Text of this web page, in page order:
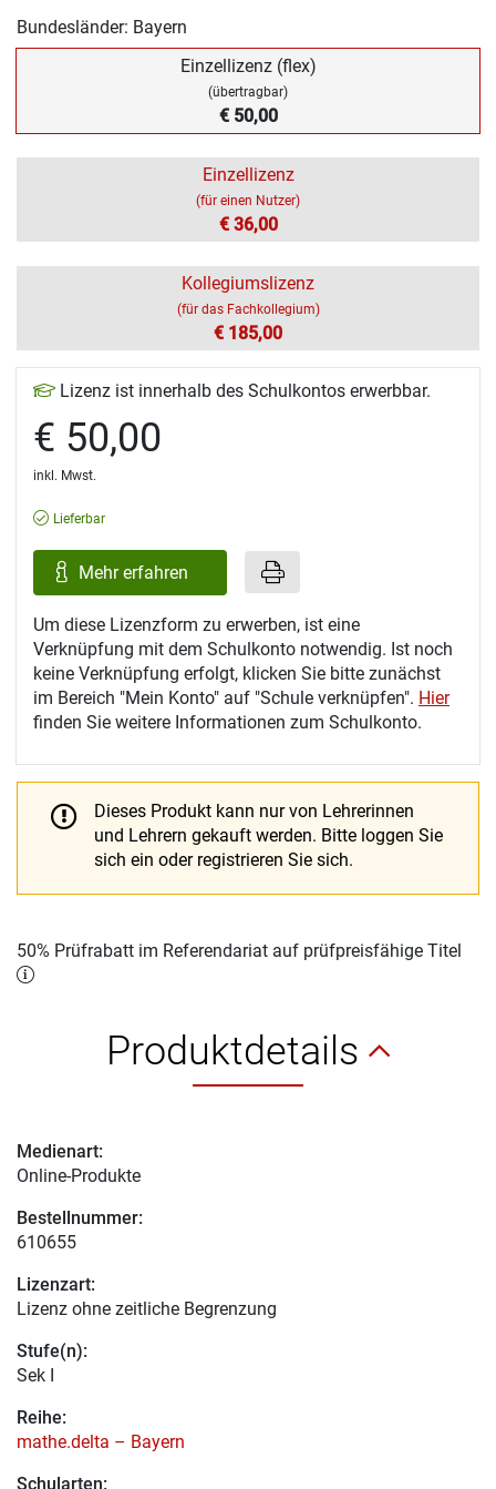
Bundesländer: Bayern
Einzellizenz (flex)
(übertragbar)
€ 50,00
Einzellizenz
(für einen Nutzer)
€ 36,00
Kollegiumslizenz
(für das Fachkollegium)
€ 185,00
Lizenz ist innerhalb des Schulkontos erwerbbar.
€ 50,00
inkl. Mwst.
Lieferbar
Mehr erfahren
Um diese Lizenzform zu erwerben, ist eine
Verknüpfung mit dem Schulkonto notwendig. Ist noch
keine Verknüpfung erfolgt, klicken Sie bitte zunächst
im Bereich "Mein Konto" auf "Schule verknüpfen". Hier
finden Sie weitere Informationen zum Schulkonto.
Dieses Produkt kann nur von Lehrerinnen
und Lehrern gekauft werden. Bitte loggen Sie
sich ein oder registrieren Sie sich.
50% Prüfrabatt im Referendariat auf prüfpreisfähige Titel
Produktdetails
Medienart:
Online-Produkte
Bestellnummer:
610655
Lizenzart:
Lizenz ohne zeitliche Begrenzung
Stufe(n):
Sek I
Reihe:
mathe.delta – Bayern
Schularten: